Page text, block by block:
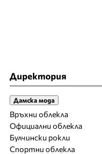
Директория
Дамска мода
Връхни облекла
Официални облекла
Булчински рокли
Спортни облекла